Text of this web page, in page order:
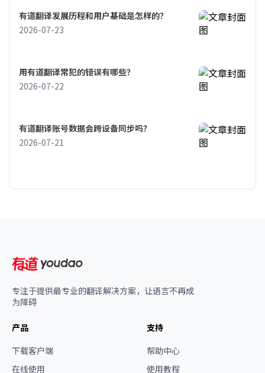
有道翻译发展历程和用户基础是怎样的？
2026-07-23
用有道翻译常犯的错误有哪些？
2026-07-22
有道翻译账号数据会跨设备同步吗？
2026-07-21
专注于提供最专业的翻译解决方案，让语言不再成
为障碍
产品
下载客户端
在线使用
支持
帮助中心
使用教程